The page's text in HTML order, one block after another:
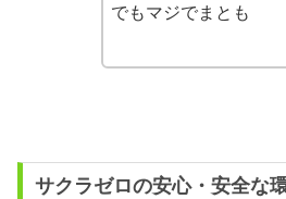
でもマジでまとも
サクラゼロの安心・安全な